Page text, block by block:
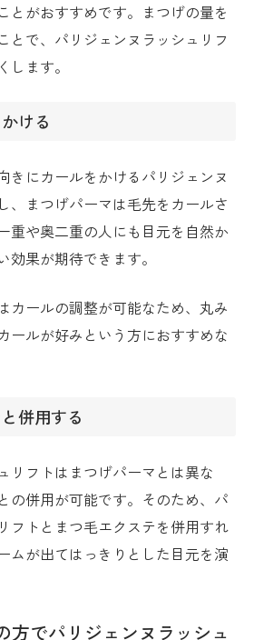
とがおすすめです。まつげの量を
とで、パリジェンヌラッシュリフ
します。
ける
きにカールをかけるパリジェンヌ
、まつげパーマは毛先をカールさ
重や奥二重の人にも目元を自然か
果が期待できます。
カールの調整が可能なため、丸み
ールが好みという方におすすめな
併用する
リフトはまつげパーマとは異な
の併用が可能です。そのため、パ
フトとまつ毛エクステを併用すれ
ムが出てはっきりとした目元を演
方でパリジェンヌラッシュ